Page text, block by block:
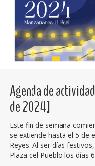
Agenda de
de 2024]
Este fin de semana
se extiende hasta el 5 de
Reyes. Al ser días
Plaza del Pueblo los días